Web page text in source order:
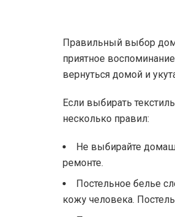
Правильный выбор
приятное
вернуться домой и
Если выбирать
несколько правил:
Не выбирайте
ремонте.
Постельное белье
кожу человека.